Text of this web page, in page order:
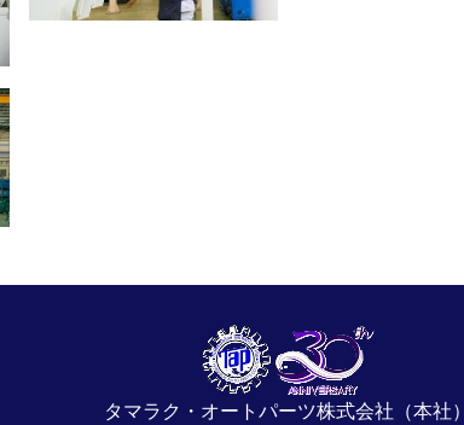
タマラク・オートパーツ株式会社（本社）